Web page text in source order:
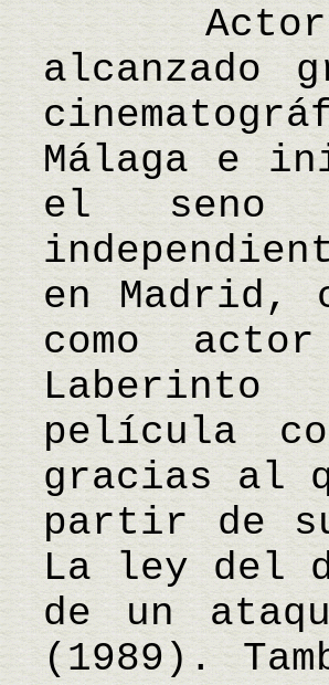
Actor y
alcanzado
Málaga e
el seno
en Madrid,
como
película
gracias al
partir de
La ley del
de un
(1989).